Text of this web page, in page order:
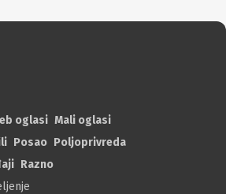
oglasi Mali oglasi
Posao Poljoprivreda
Razno